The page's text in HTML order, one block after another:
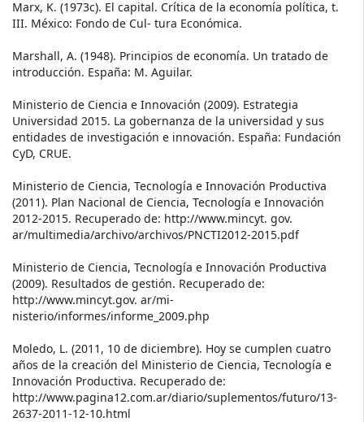
Marx, K. (1973c). El capital. Crítica de la economía política, t.
III. México: Fondo de Cul- tura Económica.
Marshall, A. (1948). Principios de economía. Un tratado de
introducción. España: M. Aguilar.
Ministerio de Ciencia e Innovación (2009). Estrategia
Universidad 2015. La gobernanza de la universidad y sus
entidades de investigación e innovación. España: Fundación
CyD, CRUE.
Ministerio de Ciencia, Tecnología e Innovación Productiva
(2011). Plan Nacional de Ciencia, Tecnología e Innovación
2012-2015. Recuperado de: http://www.mincyt. gov.
ar/multimedia/archivo/archivos/PNCTI2012-2015.pdf
Ministerio de Ciencia, Tecnología e Innovación Productiva
(2009). Resultados de gestión. Recuperado de:
http://www.mincyt.gov. ar/mi-
nisterio/informes/informe_2009.php
Moledo, L. (2011, 10 de diciembre). Hoy se cumplen cuatro
años de la creación del Ministerio de Ciencia, Tecnología e
Innovación Productiva. Recuperado de:
http://www.pagina12.com.ar/diario/suplementos/futuro/13-
2637-2011-12-10.html